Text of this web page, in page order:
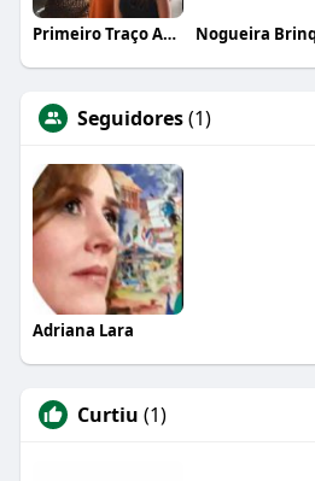
Primeiro Traço Arquitetura
Seguidores(1)
Adriana Lara
Curtiu (1)